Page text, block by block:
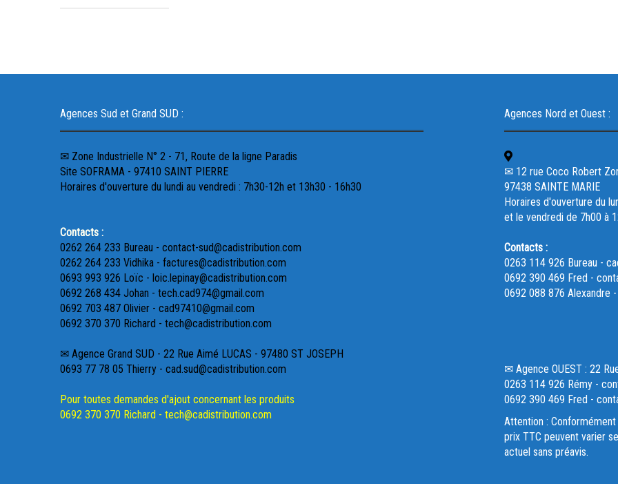
Agences Sud et Grand SUD :
✉ Zone Industrielle N° 2 - 71, Route de la ligne Paradis
Site SOFRAMA - 97410 SAINT PIERRE
Horaires d'ouverture du lundi au vendredi : 7h30-12h et 13h30 - 16h30
Contacts :
0262 264 233 Bureau - contact-sud@cadistribution.com
0262 264 233 Vidhika - factures@cadistribution.com
0693 993 926 Loïc - loic.lepinay@cadistribution.com
0692 268 434 Johan - tech.cad974@gmail.com
0692 703 487 Olivier - cad97410@gmail.com
0692 370 370 Richard - tech@cadistribution.com
✉ Agence Grand SUD - 22 Rue Aimé LUCAS - 97480 ST JOSEPH
0693 77 78 05 Thierry - cad.sud@cadistribution.com
Pour toutes demandes d'ajout concernant les produits
0692 370 370 Richard - tech@cadistribution.com
Agences Nord et Ouest :
✉ 12 rue Coco Robert
97438 SAINTE MARIE
Horaires d'ouverture du
et le vendredi de 7h00 à
Contacts :
0263 114 926 Bureau -
0692 390 469 Fred -
0692 088 876 Alexandre
✉ Agence OUEST : 22
0263 114 926 Rémy -
0692 390 469 Fred -
Attention :
prix TTC peuvent varier
actuel sans préavis.